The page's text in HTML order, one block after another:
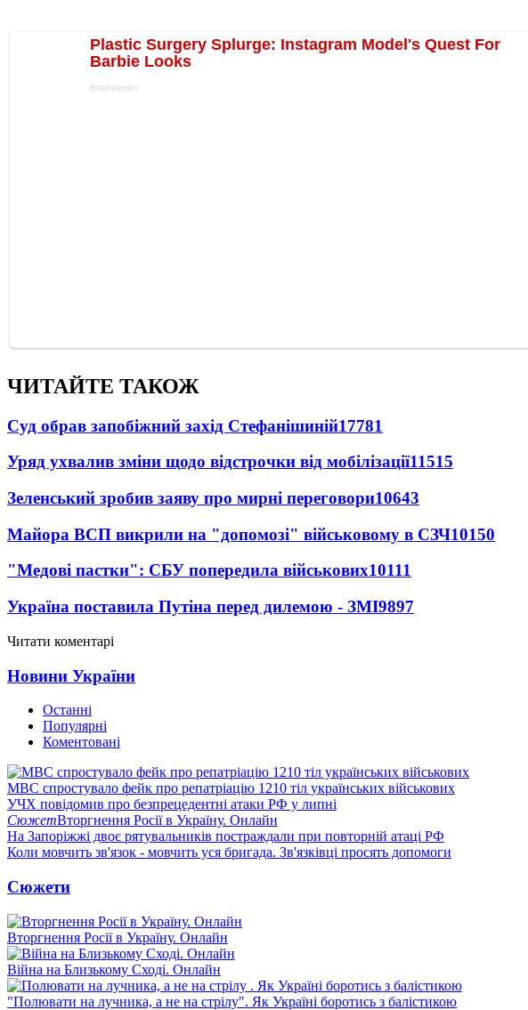
ЧИТАЙТЕ ТАКОЖ
Суд обрав запобіжний захід Стефанішиній17781
Уряд ухвалив зміни щодо відстрочки від мобілізації11515
Зеленський зробив заяву про мирні переговори10643
Майора ВСП викрили на "допомозі" військовому в СЗЧ10150
"Медові пастки": СБУ попередила військових10111
Україна поставила Путіна перед дилемою - ЗМІ9897
Читати коментарі
Новини України
Останні
Популярні
Коментовані
МВС спростувало фейк про репатріацію 1210 тіл українських військових
УЧХ повідомив про безпрецедентні атаки РФ у липні
СюжетВторгнення Росії в Україну. Онлайн
На Запоріжжі двоє рятувальників постраждали при повторній атаці РФ
Коли мовчить зв'язок - мовчить уся бригада. Зв'язківці просять допомоги
Сюжети
Вторгнення Росії в Україну. Онлайн
Війна на Близькому Сході. Онлайн
"Полювати на лучника, а не на стрілу". Як Україні боротись з балістикою